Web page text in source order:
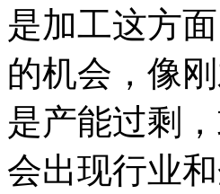
是加工这方
的机会，像
是产能过剩
会出现行业